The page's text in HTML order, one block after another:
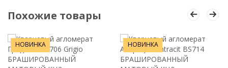
Похожие товары
НОВИНКА НОВИНКА